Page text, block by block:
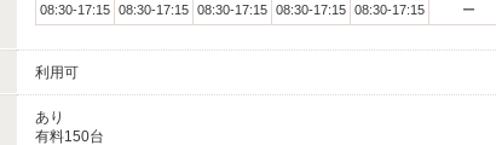
08:30-17:15 08:30-17:15 08:30-17:15 08:30-17:15 08:30-17:15 ー
利用可
あり
有料150台